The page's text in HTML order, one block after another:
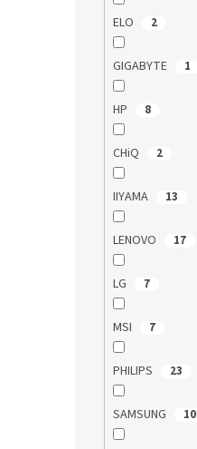
ELO 2
GIGABYTE 1
HP 8
CHiQ 2
IIYAMA 13
LENOVO 17
LG 7
MSI 7
PHILIPS 23
SAMSUNG 10